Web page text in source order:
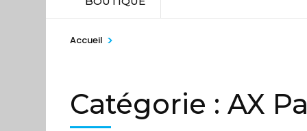
Accueil >
Catégorie : AX